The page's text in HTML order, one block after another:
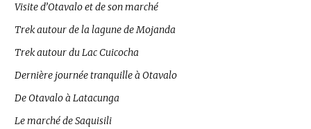
Visite d’Otavalo et de son marché
Trek autour de la lagune de Mojanda
Trek autour du Lac Cuicocha
Dernière journée tranquille à Otavalo
De Otavalo à Latacunga
Le marché de Saquisili